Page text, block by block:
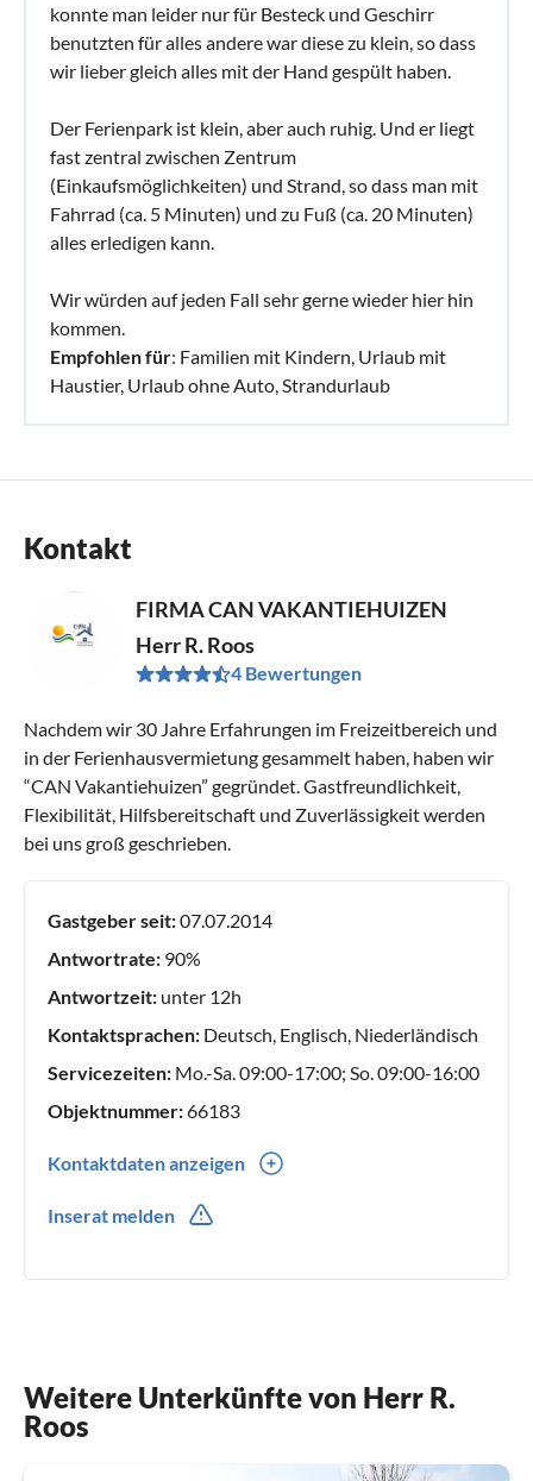
konnte man leider nur für Besteck und Geschirr
benutzten für alles andere war diese zu klein, so dass
wir lieber gleich alles mit der Hand gespült haben.
Der Ferienpark ist klein, aber auch ruhig. Und er liegt
fast zentral zwischen Zentrum
(Einkaufsmöglichkeiten) und Strand, so dass man mit
Fahrrad (ca. 5 Minuten) und zu Fuß (ca. 20 Minuten)
alles erledigen kann.
Wir würden auf jeden Fall sehr gerne wieder hier hin
kommen.
Empfohlen für: Familien mit Kindern, Urlaub mit
Haustier, Urlaub ohne Auto, Strandurlaub
Kontakt
FIRMA CAN VAKANTIEHUIZEN
Herr R. Roos
4 Bewertungen
Nachdem wir 30 Jahre Erfahrungen im Freizeitbereich und
in der Ferienhausvermietung gesammelt haben, haben wir
“CAN Vakantiehuizen” gegründet. Gastfreundlichkeit,
Flexibilität, Hilfsbereitschaft und Zuverlässigkeit werden
bei uns groß geschrieben.
Gastgeber seit:07.07.2014
Antwortrate: 90%
Antwortzeit: unter 12h
Kontaktsprachen: Deutsch, Englisch, Niederländisch
Servicezeiten: Mo.-Sa. 09:00-17:00; So. 09:00-16:00
Objektnummer:66183
Kontaktdaten anzeigen
Inserat melden
Weitere Unterkünfte von Herr R.
Roos